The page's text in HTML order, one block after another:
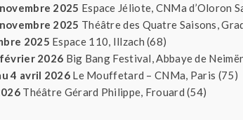
2025 Espace Jéliote, CNMa d’Oloron
2025 Théâtre des Quatre Saisons,
2025 Espace 110, Illzach (68)
2026 Big Bang Festival, Abbaye de
4 avril 2026Le Mouffetard – CNMa, Paris (75)
Théâtre Gérard Philippe, Frouard (54)